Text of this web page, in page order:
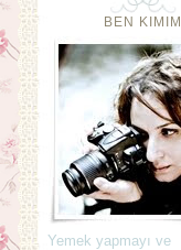
BEN KIMIM
Yemek yapmayı ve